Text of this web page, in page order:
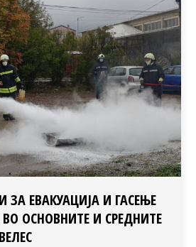
ЗА ЕВАКУАЦИЈА И ГАСЕЊЕ
ОСНОВНИТЕ И СРЕДНИТЕ